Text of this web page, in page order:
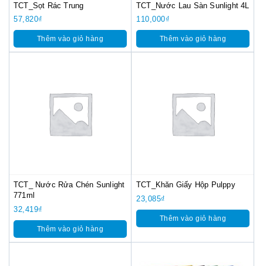
TCT_Sọt Rác Trung
57,820₫
Thêm vào giỏ hàng
TCT_Nước Lau Sàn Sunlight 4L
110,000₫
Thêm vào giỏ hàng
TCT_ Nước Rửa Chén Sunlight
771ml
32,419₫
Thêm vào giỏ hàng
TCT_Khăn Giấy Hộp Pulppy
23,085₫
Thêm vào giỏ hàng